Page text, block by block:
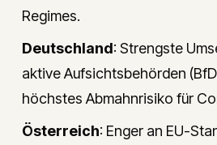
Regimes.
Deutschland: Strengste
aktive Aufsichtsbehörden
höchstes Abmahnrisiko für
Österreich: Enger an EU-